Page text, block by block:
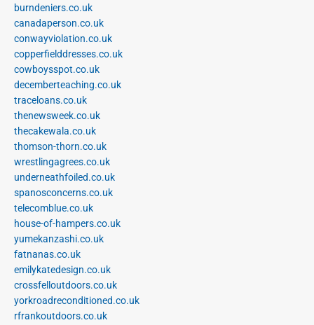
burndeniers.co.uk
canadaperson.co.uk
conwayviolation.co.uk
copperfielddresses.co.uk
cowboysspot.co.uk
decemberteaching.co.uk
traceloans.co.uk
thenewsweek.co.uk
thecakewala.co.uk
thomson-thorn.co.uk
wrestlingagrees.co.uk
underneathfoiled.co.uk
spanosconcerns.co.uk
telecomblue.co.uk
house-of-hampers.co.uk
yumekanzashi.co.uk
fatnanas.co.uk
emilykatedesign.co.uk
crossfelloutdoors.co.uk
yorkroadreconditioned.co.uk
rfrankoutdoors.co.uk